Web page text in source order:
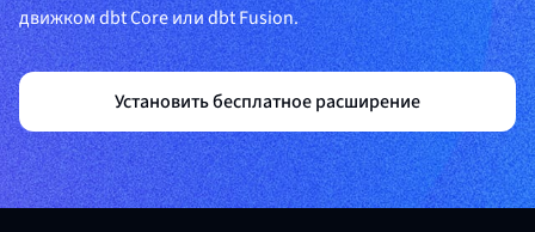
движком dbt Core или dbt Fusion.
Установить бесплатное расширение